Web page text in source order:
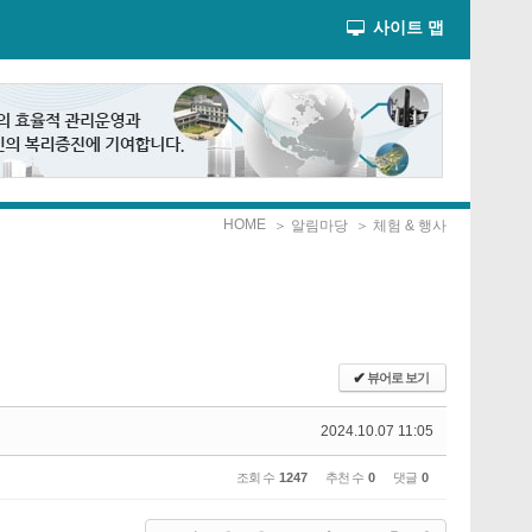
사이트 맵
HOME ＞ 알림마당 ＞ 체험 & 행사
✔뷰어로 보기
2024.10.07 11:05
조회 수 1247 추천 수 0 댓글 0